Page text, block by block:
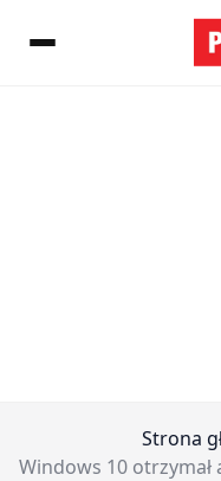
Strona
Windows 10